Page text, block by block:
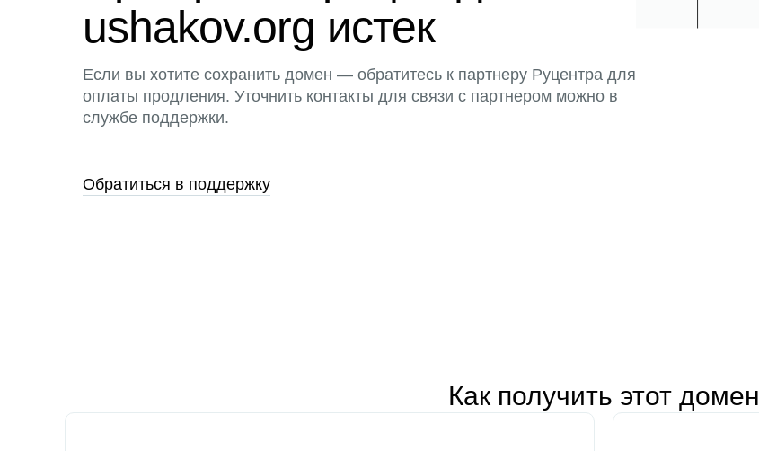
ushakov.org истек
Если вы хотите сохранить домен — обратитесь к партнеру Руцентра для
оплаты продления. Уточнить контакты для связи с партнером можно в
службе поддержки.
Обратиться в поддержку
Как получить этот домен